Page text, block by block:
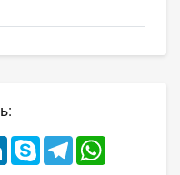
LinkedInSkype Telegram